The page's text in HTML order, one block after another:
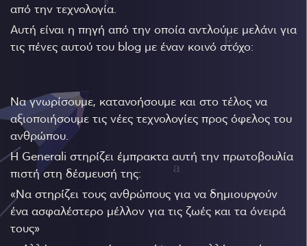
από την τεχνολογία.
Αυτή είναι η πηγή από την οποία αντλούμε μελάνι για
τις πένες αυτού του blog με έναν κοινό στόχο:
Να γνωρίσουμε, κατανοήσουμε και στο τέλος να
αξιοποιήσουμε τις νέες τεχνολογίες προς όφελος του
ανθρώπου.
Η Generali στηρίζει έμπρακτα αυτή την πρωτοβουλία
πιστή στη δέσμευσή της:
«Να στηρίζει τους ανθρώπους για να δημιουργούν
ένα ασφαλέστερο μέλλον για τις ζωές και τα όνειρά
τους»